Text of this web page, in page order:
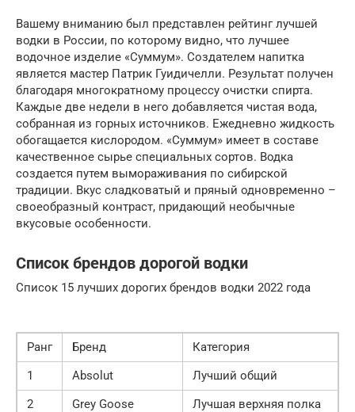
Вашему вниманию был представлен рейтинг лучшей
водки в России, по которому видно, что лучшее
водочное изделие «Суммум». Создателем напитка
является мастер Патрик Гуидичелли. Результат получен
благодаря многократному процессу очистки спирта.
Каждые две недели в него добавляется чистая вода,
собранная из горных источников. Ежедневно жидкость
обогащается кислородом. «Суммум» имеет в составе
качественное сырье специальных сортов. Водка
создается путем вымораживания по сибирской
традиции. Вкус сладковатый и пряный одновременно –
своеобразный контраст, придающий необычные
вкусовые особенности.
Список брендов дорогой водки
Список 15 лучших дорогих брендов водки 2022 года
Ранг Бренд
Категория
1
Absolut
Лучший общий
2
Grey Goose
Лучшая верхняя полка